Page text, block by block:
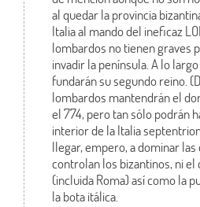
al quedar la provincia
Italia al mando del ineficaz
lombardos no tienen graves
invadir la península. A lo
fundarán su segundo reino.
lombardos mantendrán el
el 774, pero tan sólo podrán
interior de la Italia
llegar, empero, a dominar las
controlan los bizantinos, ni el
(incluida Roma) así como la
la bota itálica.